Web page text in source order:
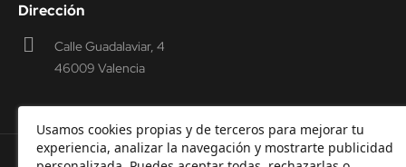
Usamos cookies propias y de terceros para mejorar tu
experiencia, analizar la navegación y mostrarte publicidad
Dirección
Calle Guadalaviar, 4
46009 Valencia